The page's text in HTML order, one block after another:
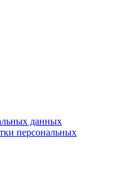
данных
персональных